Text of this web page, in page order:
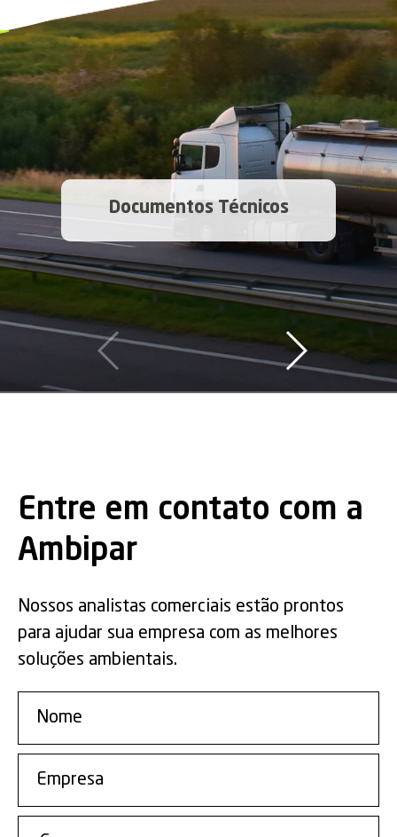
Documentos Técnicos
Entre em contato com a
Ambipar
Nossos analistas comerciais estão prontos
para ajudar sua empresa com as melhores
soluções ambientais.